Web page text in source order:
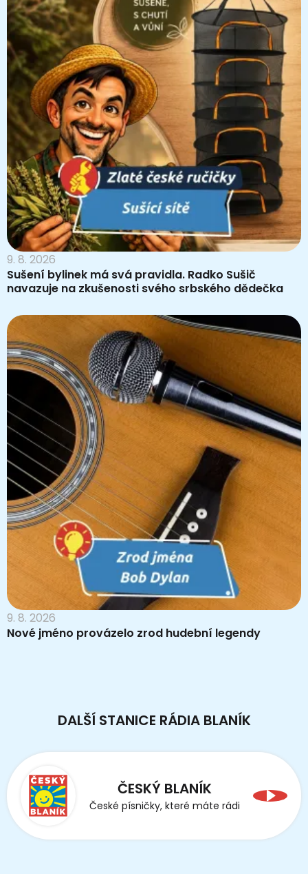
9. 8. 2026
Sušení bylinek má svá pravidla. Radko Sušič
navazuje na zkušenosti svého srbského dědečka
9. 8. 2026
Nové jméno provázelo zrod hudební legendy
DALŠÍ STANICE RÁDIA BLANÍK
ČESKÝ BLANÍK
České písničky, které máte rádi